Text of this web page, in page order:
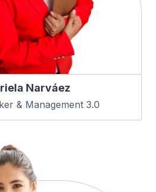
Narváez
& Management 3.0